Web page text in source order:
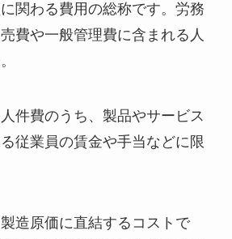
関わる費用の総称です。労務
費や一般管理費に含まれる人
件費のうち、製品やサービス
従業員の賃金や手当などに限
造原価に直結するコストで